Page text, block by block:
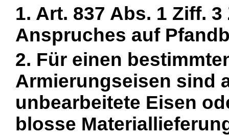
1. Art. 837 Abs. 1 Ziff.
Anspruches auf
2. Für einen
Armierungseisen sind
unbearbeitete Eisen
blosse